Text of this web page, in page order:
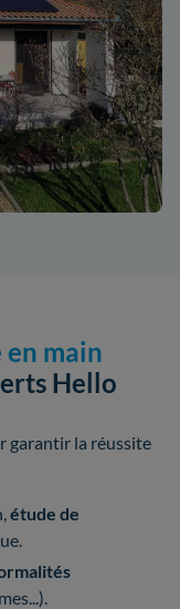
main
Hello
garantir la réussite
étude de